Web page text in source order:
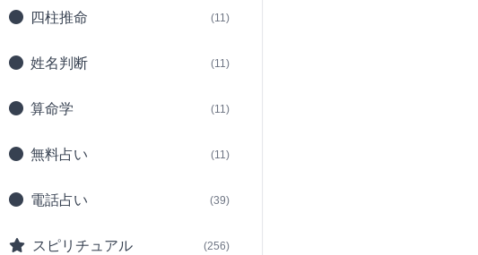
四柱推命 (11)
姓名判断 (11)
算命学 (11)
無料占い (11)
電話占い (39)
スピリチュアル (256)